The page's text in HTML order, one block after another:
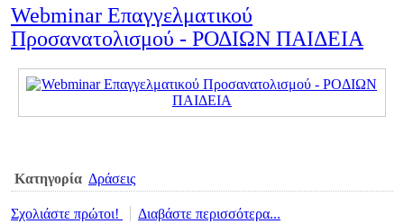
Webminar Επαγγελματικού
Προσανατολισμού - ΡΟΔΙΩΝ ΠΑΙΔΕΙΑ
Κατηγορία Δράσεις
Σχολιάστε πρώτοι! Διαβάστε περισσότερα...